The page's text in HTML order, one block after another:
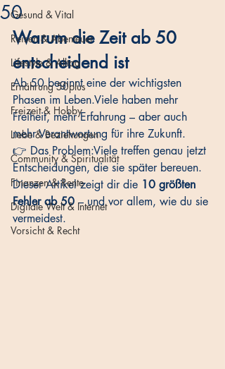
Gesund & Vital
Reisen & Abenteuer
Lifestyle & Alltag
Ernährung 50plus
Freizeit & Hobby
Liebe & Beziehungen
Community & Spiritualität
Finanzen & Rente
Digitale Welt & Internet
Vorsicht & Recht
50
Warum die Zeit ab 50
entscheidend ist
Ab 50 beginnt eine der wichtigsten
Phasen im Leben.Viele haben mehr
Freiheit, mehr Erfahrung – aber auch
mehr Verantwortung für ihre Zukunft.
👉 Das Problem:Viele treffen genau jetzt
Entscheidungen, die sie später bereuen.
Dieser Artikel zeigt dir die 10 größten
Fehler ab 50 – und vor allem, wie du sie
vermeidest.